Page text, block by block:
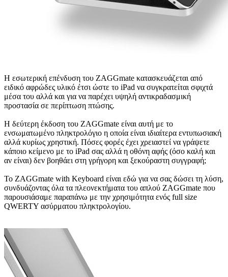
Η εσωτερική επένδυση του ZAGGmate κατασκευάζεται από
ειδικό αφρώδες υλικό έτσι ώστε το iPad να συγκρατείται σφιχτά
μέσα του αλλά και για να παρέχει υψηλή αντικραδασμική
προστασία σε περίπτωση πτώσης.
Η δεύτερη έκδοση του ZAGGmate είναι αυτή με το
ενσωματωμένο πληκτρολόγιο η οποία είναι ιδιαίτερα εντυπωσιακή
αλλά κυρίως χρηστική. Πόσες φορές έχει χρειαστεί να γράψετε
κάποιο κείμενο με το iPad σας αλλά η οθόνη αφής (όσο καλή και
αν είναι) δεν βοηθάει στη γρήγορη και ξεκούραστη συγγραφή;
To ZAGGmate with Keyboard είναι εδώ για να σας δώσει τη λύση,
συνδυάζοντας όλα τα πλεονεκτήματα του απλού ZAGGmate που
παρουσιάσαμε παραπάνω με την χρησιμότητα ενός full size
QWERTY ασύρματου πληκτρολογίου.